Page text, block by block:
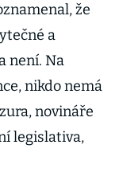
že
a
není. Na
nikdo nemá
novináře
legislativa,